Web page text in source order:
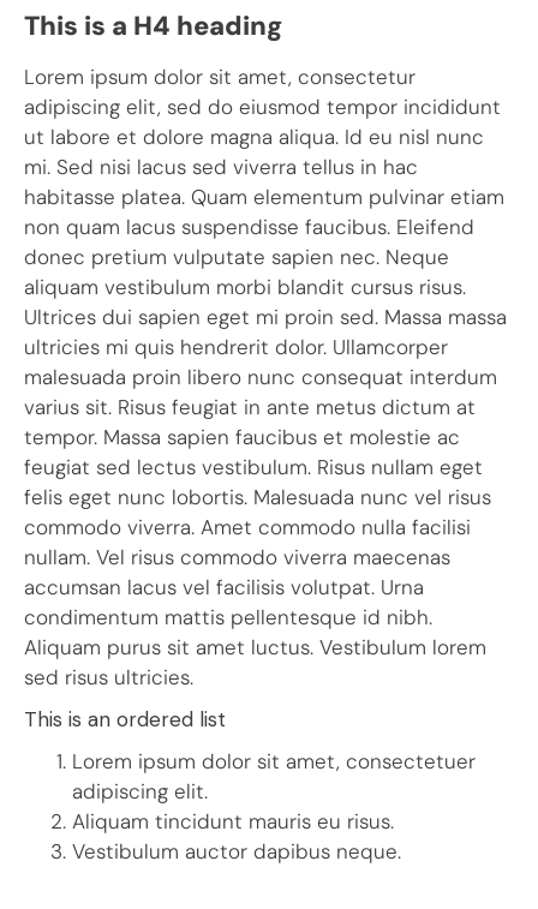
This is a H4 heading
Lorem ipsum dolor sit amet, consectetur
adipiscing elit, sed do eiusmod tempor incididunt
ut labore et dolore magna aliqua. Id eu nisl nunc
mi. Sed nisi lacus sed viverra tellus in hac
habitasse platea. Quam elementum pulvinar etiam
non quam lacus suspendisse faucibus. Eleifend
donec pretium vulputate sapien nec. Neque
aliquam vestibulum morbi blandit cursus risus.
Ultrices dui sapien eget mi proin sed. Massa massa
ultricies mi quis hendrerit dolor. Ullamcorper
malesuada proin libero nunc consequat interdum
varius sit. Risus feugiat in ante metus dictum at
tempor. Massa sapien faucibus et molestie ac
feugiat sed lectus vestibulum. Risus nullam eget
felis eget nunc lobortis. Malesuada nunc vel risus
commodo viverra. Amet commodo nulla facilisi
nullam. Vel risus commodo viverra maecenas
accumsan lacus vel facilisis volutpat. Urna
condimentum mattis pellentesque id nibh.
Aliquam purus sit amet luctus. Vestibulum lorem
sed risus ultricies.
This is an ordered list
Lorem ipsum dolor sit amet, consectetuer
adipiscing elit.
Aliquam tincidunt mauris eu risus.
Vestibulum auctor dapibus neque.